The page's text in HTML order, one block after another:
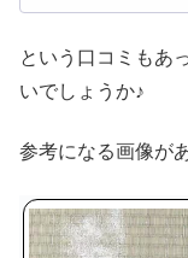
という口コミもあ
いでしょうか♪
参考になる画像が